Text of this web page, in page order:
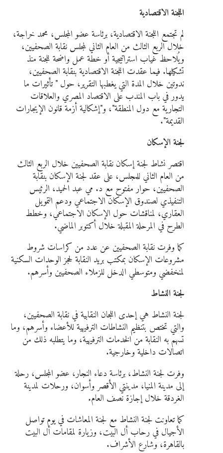
اللجنة الاقتصادية
لم تجتمع اللجنة الاقتصادية، برئاسة عضو المجلس، محمد خراجة،
خلال الربع الثالث من العام الثاني لمجلس نقابة الصحفيين،
ويُلاحظ غياب استراتيجية أو خطة عمل واضحة للجنة منذ
تشكيلها. فيما عقدت اللجنة الاقتصادية بنقابة الصحفيين،
ندوتين خلال المدة التي يغطبها التقرير، حول " تأثيرات ما
يدور في باب المندب على الاقتصاد المصري والعلاقات
التجارية مع دول المنطقة"، و"إشكالية أزمة قانون الإيجارات
القديمة".
لجنة الإسكان
اقتصر نشاط لجنة إسكان نقابة الصحفيين خلال الربع الثالث
من العام الثاني للمجلس، على عقد لجنة الإسكان بنقابة
الصحفيين، حوار مفتوح مع د. مي عبد الحميد، الرئيس
التنفيذي لصندوق الإسكان الاجتماعي ودعم التمويل
العقاري، لمناقشات حول الإسكان الاجتماعي، وخطط
الطرح في المرحلة المقبلة خلال أكتوبر الماضي.
كما وفرت نقابة الصحفيين عن عدد من كراسات شروط
مشروعات الإسكان بمكتب بريد النقابة لحجز الوحدات السكنية
لمنخفضي ومتوسطي الدخل للزملاء الصحفيين وأسرهم.
لجنة النشاط
لجنة النشاط هي إحدى اللجان النقابية في نقابة الصحفيين،
والتي تختص بتنظيم النشاطات الترفيهية للأعضاء وأسرهم، وما
تسهم به النقابة من الخدمات الترفيهية، وما يتطلبه ذلك من
اتصالات داخلية وخارجية.
وفرت لجنة النشاط، برئاسة دعاء النجار، عضو المجلس، رحلة
إلى مدينة المنيا، مدينتي الأقصر وأسوان، ورحلات لمدينة
الغردقة خلال إجازة نصف العام.
كما تعاونت لجنة النشاط مع لجنة المعاشات في يوم تواصل
الأجيال في رحاب أل البيت، وزيارة لمقامات أل البيت
بالقاهرة، وشارع الأشراف.